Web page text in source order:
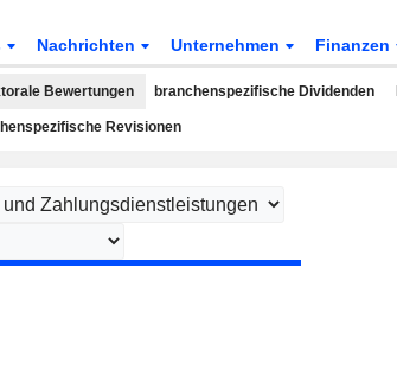
Nachrichten Unternehmen Finanzen
Bewertungen branchenspezifische Dividenden
Revisionen